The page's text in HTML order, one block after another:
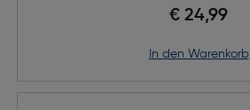
€ 24,99
in den Warenkorb